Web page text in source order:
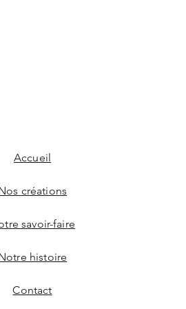
Accueil
créations
savoir-faire
histoire
Contact